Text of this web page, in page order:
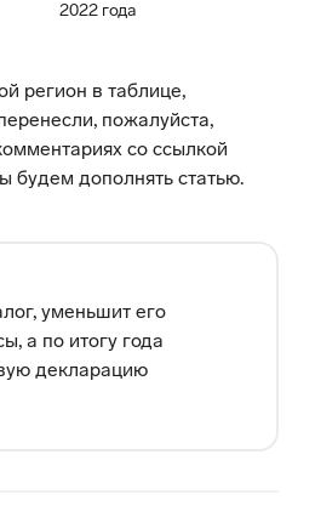
2022 года
регион в таблице,
пожалуйста,
со ссылкой
будем дополнять статью.
уменьшит его
а по итогу года
декларацию